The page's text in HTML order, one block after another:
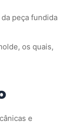
peça fundida
os quais,
e